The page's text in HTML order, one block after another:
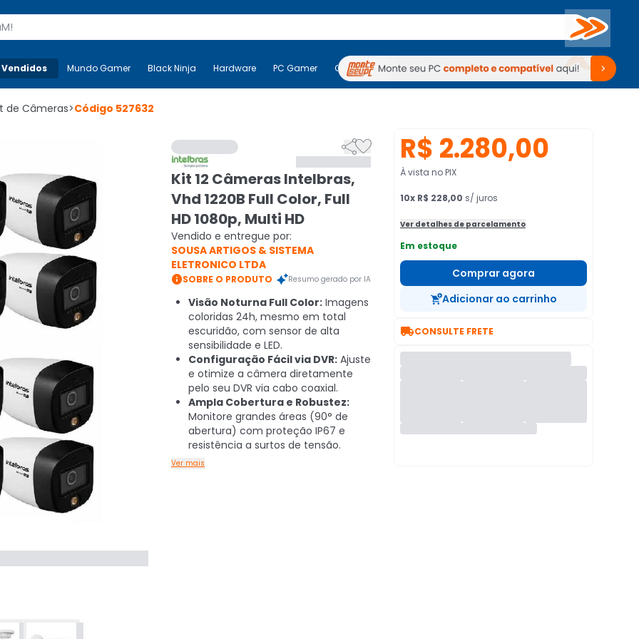
Buscar
Mais-v- Mundo Gamer Black Ninja Hardware PC Gamer Computadores Periféricos TV Venda no KaBuM!
Mundo Gamer Black Ninja Hardware PC Gamer Computadores Periféricos TV Venda no KaBuM!
de Câmeras>Código 527632

Kit 12 Câmeras Intelbras,
Vhd 1220B Full Color, Full
HD 1080p, Multi HD
Vendido e entregue por:
SOUSA ARTIGOS & SISTEMA
ELETRONICO LTDA
SOBRE O PRODUTO Resumo gerado por IA
Visão Noturna Full Color: Imagens
coloridas 24h, mesmo em total
escuridão, com sensor de alta
sensibilidade e LED.
Configuração Fácil via DVR: Ajuste
e otimize a câmera diretamente
pelo seu DVR via cabo coaxial.
Ampla Cobertura e Robustez:
Monitore grandes áreas (90° de
abertura) com proteção IP67 e
resistência a surtos de tensão.
Ver mais
R$ 2.280,00
À vista no PIX
10x R$ 228,00 s/ juros
Ver detalhes de parcelamento
Em estoque
Comprar agora
Adicionar ao carrinho
CONSULTE FRETE